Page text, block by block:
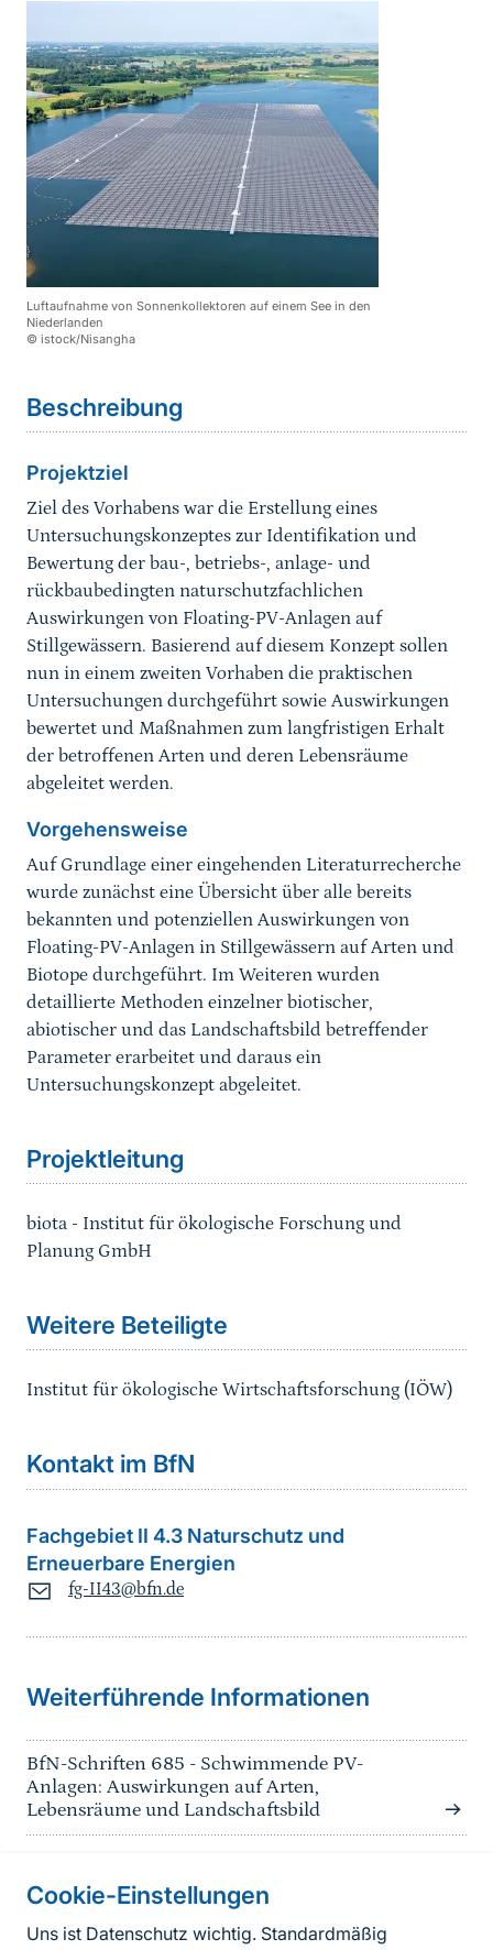
Cookie-Einstellungen
Uns ist Datenschutz wichtig. Standardmäßig
Luftaufnahme von Sonnenkollektoren auf einem See in den
Niederlanden
© istock/Nisangha
Sprungmarke
Beschreibung
Projektziel
Ziel des Vorhabens war die Erstellung eines
Untersuchungskonzeptes zur Identifikation und
Bewertung der bau-, betriebs-, anlage- und
rückbaubedingten naturschutzfachlichen
Auswirkungen von Floating-PV-Anlagen auf
Stillgewässern. Basierend auf diesem Konzept sollen
nun in einem zweiten Vorhaben die praktischen
Untersuchungen durchgeführt sowie Auswirkungen
bewertet und Maßnahmen zum langfristigen Erhalt
der betroffenen Arten und deren Lebensräume
abgeleitet werden.
Vorgehensweise
Auf Grundlage einer eingehenden Literaturrecherche
wurde zunächst eine Übersicht über alle bereits
bekannten und potenziellen Auswirkungen von
Floating-PV-Anlagen in Stillgewässern auf Arten und
Biotope durchgeführt. Im Weiteren wurden
detaillierte Methoden einzelner biotischer,
abiotischer und das Landschaftsbild betreffender
Parameter erarbeitet und daraus ein
Untersuchungskonzept abgeleitet.
Sprungmarke
Projektleitung
biota - Institut für ökologische Forschung und
Planung GmbH
Sprungmarke
Weitere Beteiligte
Institut für ökologische Wirtschaftsforschung (IÖW)
Kontakt im BfN
Fachgebiet II 4.3 Naturschutz und
Erneuerbare Energien
fg-II43@bfn.de
Sprungmarke
Weiterführende Informationen
BfN-Schriften 685 - Schwimmende PV-
Anlagen: Auswirkungen auf Arten,
Lebensräume und Landschaftsbild
Informationen zur Seite